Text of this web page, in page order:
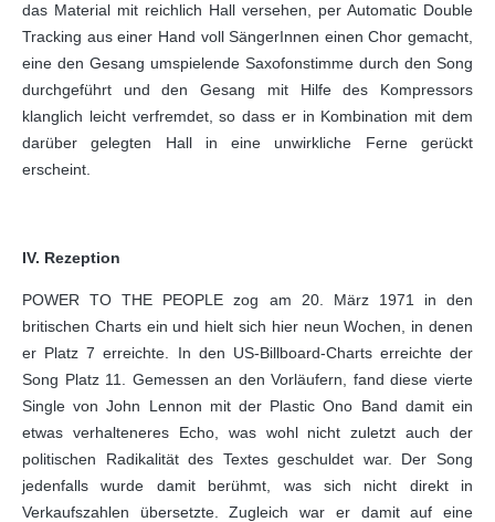
das Material mit reichlich Hall versehen, per Automatic Double
Tracking aus einer Hand voll SängerInnen einen Chor gemacht,
eine den Gesang umspielende Saxofonstimme durch den Song
durchgeführt und den Gesang mit Hilfe des Kompressors
klanglich leicht verfremdet, so dass er in Kombination mit dem
darüber gelegten Hall in eine unwirkliche Ferne gerückt
erscheint.
IV. Rezeption
POWER TO THE PEOPLE zog am 20. März 1971 in den
britischen Charts ein und hielt sich hier neun Wochen, in denen
er Platz 7 erreichte. In den US-Billboard-Charts erreichte der
Song Platz 11. Gemessen an den Vorläufern, fand diese vierte
Single von John Lennon mit der Plastic Ono Band damit ein
etwas verhalteneres Echo, was wohl nicht zuletzt auch der
politischen Radikalität des Textes geschuldet war. Der Song
jedenfalls wurde damit berühmt, was sich nicht direkt in
Verkaufszahlen übersetzte. Zugleich war er damit auf eine